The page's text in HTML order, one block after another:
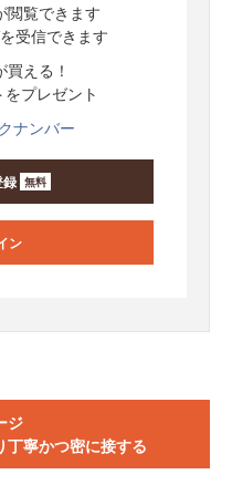
閲覧できます
受信できます
買える！
プレゼント
ナンバー
録 無料
ン
ジ
丁寧かつ密に接する